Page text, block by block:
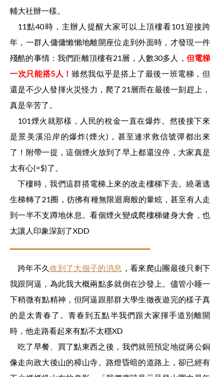
輔大社辦一樣。
11點40時，主辦人提醒大家可以上頂樓看101迎接跨
年，一群人傭傭懶懶地離開座位走到外面時，才發現一件
殘酷的事情：我們距離頂樓有21層，人數30多人， 但電梯
一次只能搭5人！ 雖然我似乎是搭上了最後一班電梯，但
還是不少人發揮火災怪力，爬了21層而在最後一刻趕上，
真是辛苦了。
101煙火就那樣，人民的稅金一直在爆炸。然後接下來
是景美溪沿岸的爆炸(煙火)，甚至連求救信號彈都出來
了！附帶一提，這個煙火放到了早上都還沒停，大家真是
太有心(=$)了。
下樓時，我們這群搭電梯上來的改走樓梯下去。繞著逃
生梯轉了21圈，彷彿有種無限迴廊般的暈眩，甚至有人走
到一半不支蹲地休息。看個煙火變成爬樓梯健身大會，也
太讓人印象深刻了XDD
跨年不久收到了大個子的消息 ，看來爬山團最後只剩下
我跟阿逼，為此我大概兩點多就倒在沙發上。儘管小睡一
下稍微有點精神，但阿逼跟那群大學生徹夜遊完的樣子真
的是太青春了。青春到五點半我們跟大家揮手道別離開
時，他走路看起來有點不太穩XD
吃了早餐、買了點東西之後，我們就照預定地從蔣公銅
像走向政大後山的樟山寺。路燈昏暗的道路上，卻已經有